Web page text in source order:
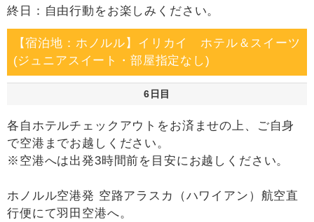
終日：自由行動をお楽しみください。
【宿泊地：ホノルル】イリカイ ホテル＆スイーツ
(ジュニアスイート・部屋指定なし)
6日目
各自ホテルチェックアウトをお済ませの上、ご自身
で空港までお越しください。
※空港へは出発3時間前を目安にお越しください。
ホノルル空港発 空路アラスカ（ハワイアン）航空直
行便にて羽田空港へ。